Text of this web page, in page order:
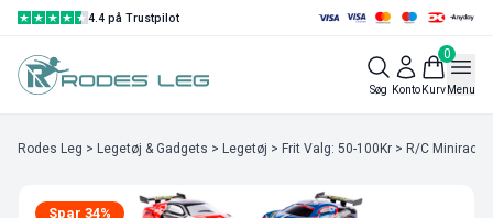
4.4 på Trustpilot
Søg Konto
0
KurvMenu
Rodes Leg > Legetøj & Gadgets > Legetøj > Frit Valg: 50-100Kr > R/C
Spar 34%